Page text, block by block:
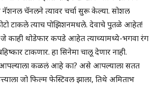
चॅनलने त्यावर चर्चा सुरू केल्या. सोशल
टाकले त्याच पोझिशनमधले. देवाचे पुतळे आहेत!
काही थोडेफार कपडे आहेत त्याच्यामध्ये-भगवा रंग
टाकणार. हा सिनेमा चालू देणार नाही.
आपल्याला कळलं आहे का? असे आपल्याला सतत
जो फिल्म फेस्टिवल झाला, तिथे अमिताभ